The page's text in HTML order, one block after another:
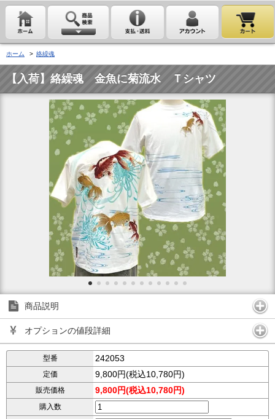
ホーム > 絡繰魂
【入荷】絡繰魂 金魚に菊流水 Ｔシャツ
商品説明
オプションの値段詳細
型番 242053
定価 9,800円(税込10,780円)
販売価格 9,800円(税込10,780円)
購入数